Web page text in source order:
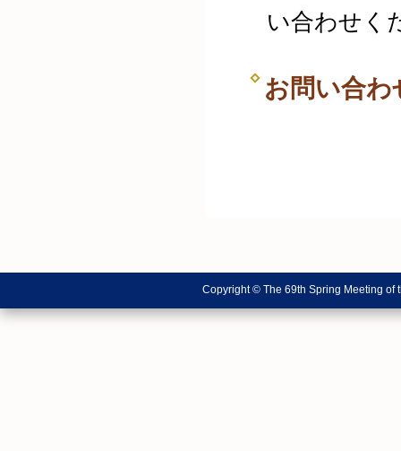
い合わせく
お問い合わ
Copyright © The 69th Spring Meeting of